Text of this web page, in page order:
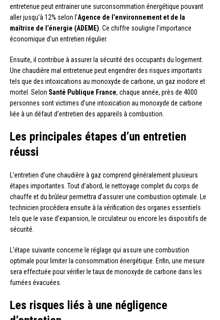
entretenue peut entrainer une surconsommation énergétique pouvant
aller jusqu’à 12% selon l’Agence de l’environnement et de la
maîtrise de l’énergie (ADEME) . Ce chiffre souligne l’importance
économique d’un entretien régulier.
Ensuite, il contribue à assurer la sécurité des occupants du logement.
Une chaudière mal entretenue peut engendrer des risques importants
tels que des intoxications au monoxyde de carbone, un gaz inodore et
mortel. Selon Santé Publique France, chaque année, près de 4000
personnes sont victimes d’une intoxication au monoxyde de carbone
liée à un défaut d’entretien des appareils à combustion.
Les principales étapes d’un entretien
réussi
L’entretien d’une chaudière à gaz comprend généralement plusieurs
étapes importantes. Tout d’abord, le nettoyage complet du corps de
chauffe et du brûleur permettra d’assurer une combustion optimale. Le
technicien procédera ensuite à la vérification des organes essentiels
tels que le vase d’expansion, le circulateur ou encore les dispositifs de
sécurité.
L’étape suivante concerne le réglage qui assure une combustion
optimale pour limiter la consommation énergétique. Enfin, une mesure
sera effectuée pour vérifier le taux de monoxyde de carbone dans les
fumées évacuées.
Les risques liés à une négligence